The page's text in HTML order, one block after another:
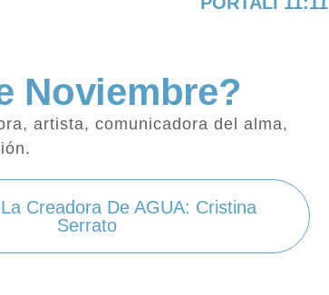
Noviembre?
artista, comunicadora del alma,
Creadora De AGUA: Cristina
Serrato